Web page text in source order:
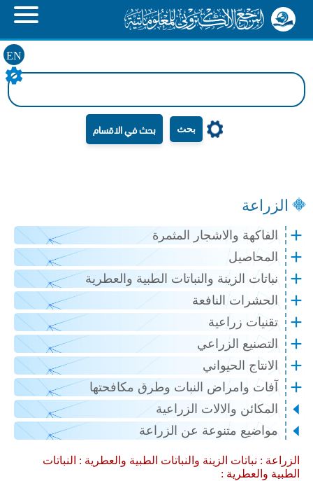
EN
بحث
الزراعة
الفاكهة والاشجار المثمرة
المحاصيل
نباتات الزينة والنباتات الطبية والعطرية
الحشرات النافعة
تقنيات زراعية
التصنيع الزراعي
الانتاج الحيواني
آفات وامراض النبات وطرق مكافحتها
المكائن والالات الزراعية
مواضيع متنوعة عن الزراعة
الزراعة : نباتات الزينة والنباتات الطبية والعطرية : النباتات
الطبية والعطرية :